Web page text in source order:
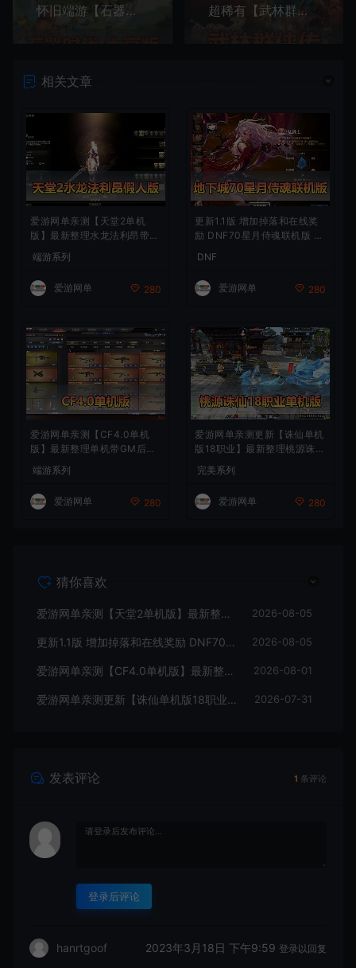
怀旧端游【石器时代】大亨版本8.0虚拟机一键端视频安装教程GM命令
超稀有【武林群侠传OL】虚拟机一键单机端视频教程金叶红利充值修改教程
相关文章
爱游网单亲测【天堂2单机
版】最新整理水龙法利昂带假
能GM控制台 可发物品装备
虚拟机一键端 视频安装教学
端游系列
爱游网单 280
更新1.1版 增加掉落和在线奖
励 DNF70星月侍魂联机版 丰
辟邪玉 皮肤外观 BUFF技能徽
章 史诗装备特效徽章 技能宝
珠等 在线点 装备靠爆
DNF
爱游网单 280
爱游网单亲测【CF4.0单机
版】最新整理单机带GM后台
可添加全物品装备 人机对战
可选难度 带单机内辅 一键启
动视频教学
端游系列
爱游网单 280
爱游网单亲测更新【诛仙单机
版18职业】最新整理桃源诛仙
精修第4版 配套GM工具可发
物品装备点券 配套工具大全
虚拟机一键端 视频安装教学
+手工端文本教学
完美系列
爱游网单 280
猜你喜欢
爱游网单亲测【天堂2单机版】最新整理水龙法利昂带假人商业端制作单机 内置多功能GM控制台 可发物品装备 虚拟机一键端 视频安装教学 2026-08-05
更新1.1版 增加掉落和在线奖励 DNF70星月侍魂联机版 丰富异次元技能装备词条 护石 辟邪玉 皮肤外观 BUFF技能徽章 史诗装备特效徽章 技能宝珠等 在线点 装备靠爆 2026-08-05
爱游网单亲测【CF4.0单机版】最新整理单机带GM后台可添加全物品装备 人机对战可选难度 带单机内辅 一键启动视频教学 2026-08-01
爱游网单亲测更新【诛仙单机版18职业】最新整理桃源诛仙精修第4版 配套GM工具可发物品装备点券 配套工具大全 虚拟机一键端 视频安装教学+手工端文本教学 2026-07-31
发表评论 1 条评论
登录后评论
hanrtgoof 2023年3月18日 下午9:59 登录以回复